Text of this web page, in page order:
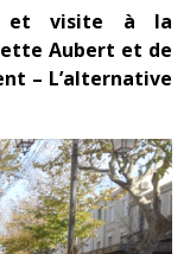
et visite à la
Aubert et de
– L’alternative